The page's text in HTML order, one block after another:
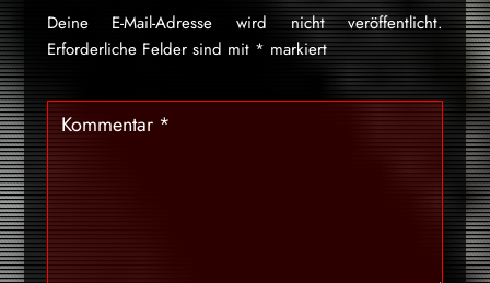
Deine E-Mail-Adresse wird nicht veröffentlicht.
Erforderliche Felder sind mit * markiert